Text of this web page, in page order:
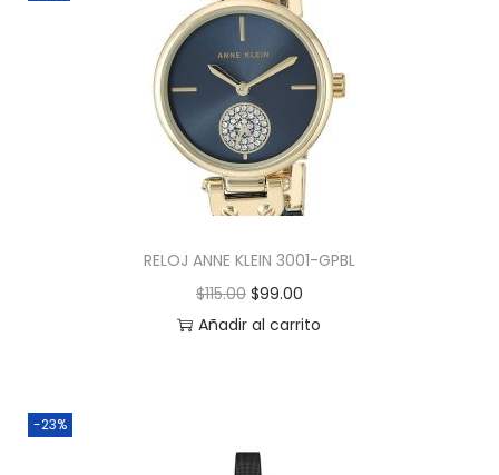
RELOJ ANNE KLEIN 3001-GPBL
$115.00 $99.00
Añadir al carrito
-23%